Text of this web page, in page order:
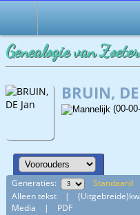
Genealogie van
BRUIN,
(00-
Generaties: Standaard
Alleen tekst |
Media | PDF